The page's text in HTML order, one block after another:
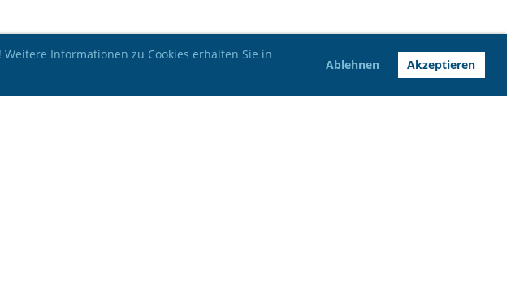
Informationen zu Cookies erhalten Sie in
Ablehnen Akzeptieren